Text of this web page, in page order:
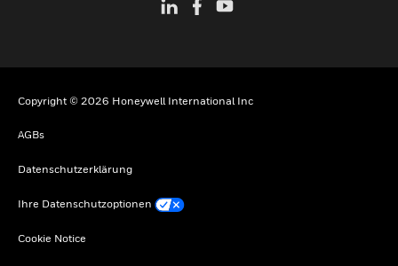
Copyright © 2026 Honeywell International Inc
AGBs
Datenschutzerklärung
Ihre Datenschutzoptionen
Cookie Notice